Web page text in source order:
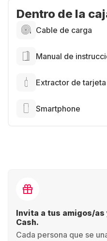
Dentro de la
Cable de carga
Manual de
Extractor de tarjeta
Smartphone
Invita a tus amigos/as
Cash.
Cada persona que se